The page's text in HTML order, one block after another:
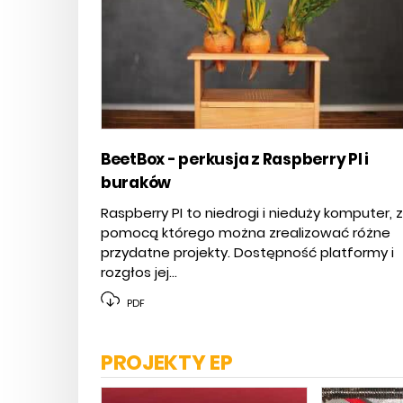
BeetBox - perkusja z Raspberry PI i
buraków
Raspberry PI to niedrogi i nieduży komputer,
pomocą którego można zrealizować różne
przydatne projekty. Dostępność platformy i
rozgłos jej...
PDF
PROJEKTY EP